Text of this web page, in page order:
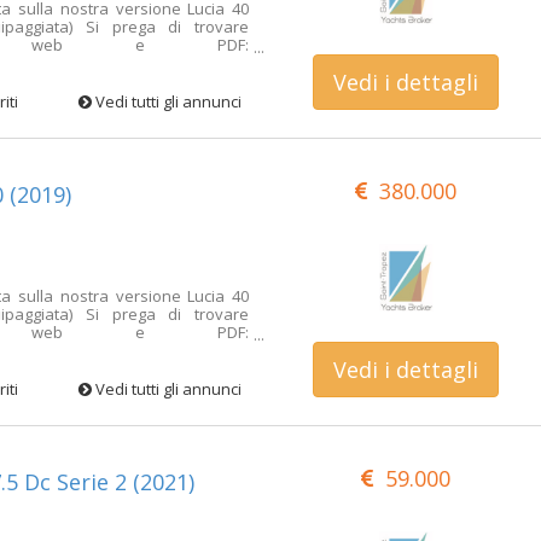
barca può essere vista a St
a vostra disposizione per
sulla nostra versione Lucia 40
Si prega di trovare
web e PDF:
foto HD:
File fotografico a
La barca
Vedi tutti gli annunci
Vedi i dettagli
380.000
sulla nostra versione Lucia 40
Si prega di trovare
web e PDF:
foto HD:
File fotografico a
La barca
Vedi tutti gli annunci
Vedi i dettagli
Dc Serie 2 (2021) 59.000